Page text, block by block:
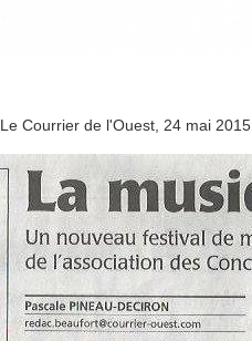
Le Courrier de l'Ouest, 24 mai 2015